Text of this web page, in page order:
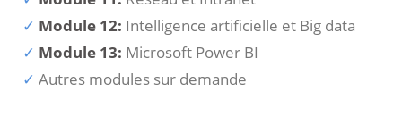
Module 12: Intelligence artificielle et Big data
Module 13: Microsoft Power BI
Autres modules sur demande